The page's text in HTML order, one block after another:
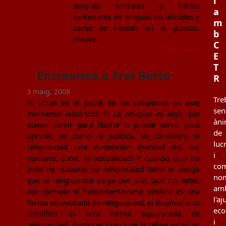
lenguas oficiales y varios
centenares de lenguas no oficiales y
todas se hablan en el pueblo.
Estuve…
Entrevista a Frei Betto
3 maig, 2008
H: ¿Cuál es el papel de las religiones en este
momento histórico? F: La religión es algo que
puede servir para liberar o puede servir para
oprimir, es como la política. Yo considero la
religiosidad una dimensión esencial del ser
humano, como la sexualidad. Y cuando uno no
trata de elaborar su religiosidad tiene el riesgo
que la religiosidad salga por vías que no debe,
por ejemplo el fundamentalismo político es una
forma equivocada de religiosidad, el dogmatismo
científico es otra forma equivocada de
a
m
b
C
E
T
R
de
i
i